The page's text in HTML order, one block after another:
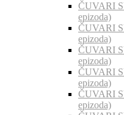
ČUVARI
epizoda)
ČUVARI
epizoda)
ČUVARI
epizoda)
ČUVARI
epizoda)
ČUVARI
epizoda)